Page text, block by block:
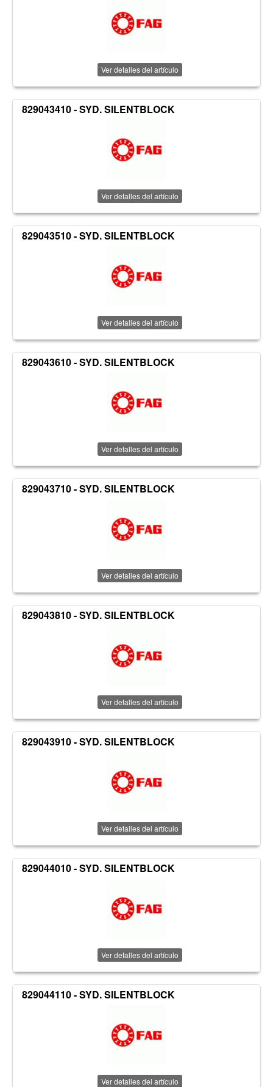
Ver detalles del artículo
829043410 - SYD. SILENTBLOCK
Ver detalles del artículo
829043510 - SYD. SILENTBLOCK
Ver detalles del artículo
829043610 - SYD. SILENTBLOCK
Ver detalles del artículo
829043710 - SYD. SILENTBLOCK
Ver detalles del artículo
829043810 - SYD. SILENTBLOCK
Ver detalles del artículo
829043910 - SYD. SILENTBLOCK
Ver detalles del artículo
829044010 - SYD. SILENTBLOCK
Ver detalles del artículo
829044110 - SYD. SILENTBLOCK
Ver detalles del artículo